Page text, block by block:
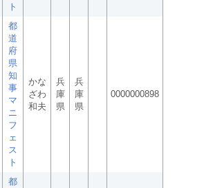
ト
都
道
府
県
知
事
マ
ニ
フ
ェ
ス
ト
かな
ざわ
和夫
兵
庫
県
兵
庫
県
0000000898
都